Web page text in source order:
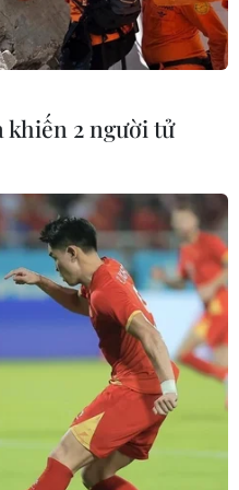
#bảo tàng
#Claude Monet
khiến 2 người tử